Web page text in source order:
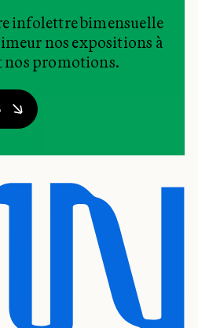
infolettre bimensuelle
nos expositions à
nos promotions.